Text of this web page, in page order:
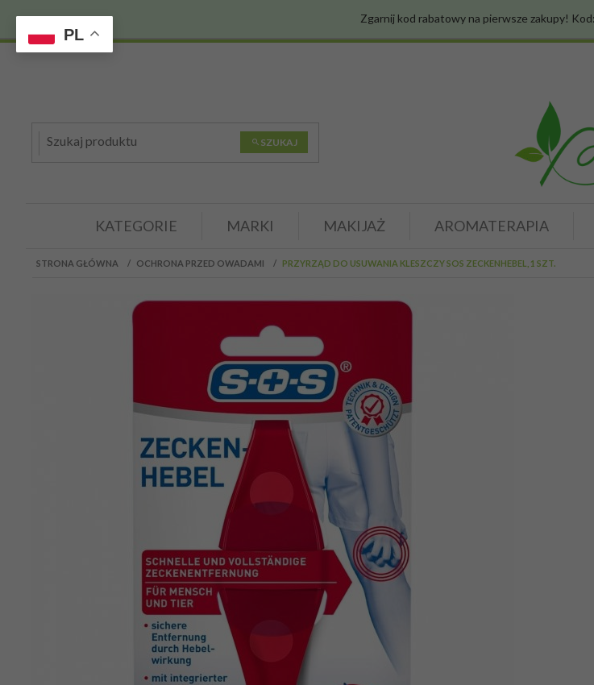
Zgarnij kod rabatowy na pierwsze zakupy!
SZUKAJ
KATEGORIE MARKI MAKIJAŻ AROMATERAPIA
STRONA GŁÓWNA OCHRONA PRZED OWADAMI PRZYRZĄD DO USUWANIA KLESZCZY SOS ZECKENHEBEL, 1 SZT.
PL